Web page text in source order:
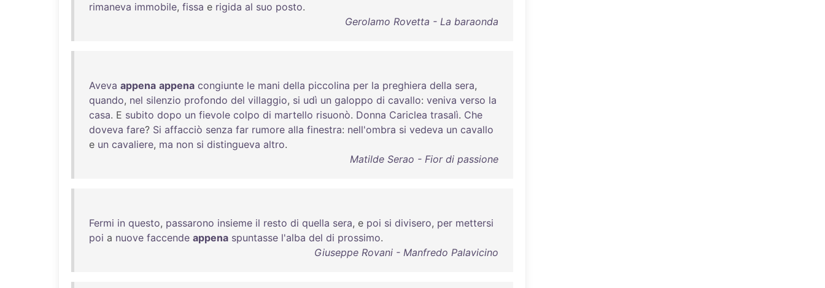
rimaneva immobile, fissa e rigida al suo posto.
Gerolamo Rovetta - La baraonda
Aveva appena appena congiunte le mani della piccolina per la preghiera della sera,
quando, nel silenzio profondo del villaggio, si udì un galoppo di cavallo: veniva verso la
casa. E subito dopo un fievole colpo di martello risuonò. Donna Cariclea trasalì. Che
doveva fare? Si affacciò senza far rumore alla finestra: nell'ombra si vedeva un cavallo
e un cavaliere, ma non si distingueva altro.
Matilde Serao - Fior di passione
Fermi in questo, passarono insieme il resto di quella sera, e poi si divisero, per mettersi
poi a nuove faccende appena spuntasse l'alba del di prossimo.
Giuseppe Rovani - Manfredo Palavicino